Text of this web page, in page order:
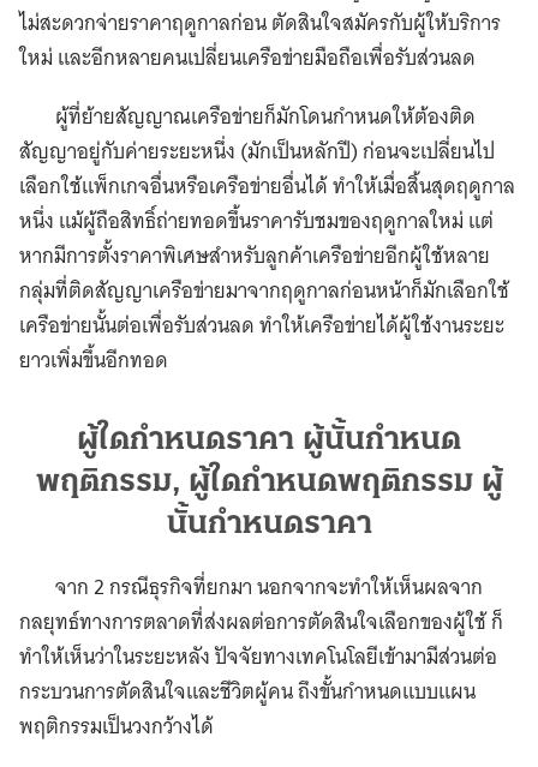
ไม่สะดวกจ่ายราคาฤดูกาลก่อน ตัดสินใจสมัครกับผู้ให้บริการ
ใหม่ และอีกหลายคนเปลี่ยนเครือข่ายมือถือเพื่อรับส่วนลด
ผู้ที่ย้ายสัญญาณเครือข่ายก็มักโดนกำหนดให้ต้องติด
สัญญาอยู่กับค่ายระยะหนึ่ง (มักเป็นหลักปี) ก่อนจะเปลี่ยนไป
เลือกใช้แพ็กเกจอื่นหรือเครือข่ายอื่นได้ ทำให้เมื่อสิ้นสุดฤดูกาล
หนึ่ง แม้ผู้ถือสิทธิ์ถ่ายทอดขึ้นราคารับชมของฤดูกาลใหม่ แต่
หากมีการตั้งราคาพิเศษสำหรับลูกค้าเครือข่ายอีกผู้ใช้หลาย
กลุ่มที่ติดสัญญาเครือข่ายมาจากฤดูกาลก่อนหน้าก็มักเลือกใช้
เครือข่ายนั้นต่อเพื่อรับส่วนลด ทำให้เครือข่ายได้ผู้ใช้งานระยะ
ยาวเพิ่มขึ้นอีกทอด
ผู้ใดกำหนดราคา ผู้นั้นกำหนด
พฤติกรรม, ผู้ใดกำหนดพฤติกรรม ผู้
นั้นกำหนดราคา
จาก 2 กรณีธุรกิจที่ยกมา นอกจากจะทำให้เห็นผลจาก
กลยุทธ์ทางการตลาดที่ส่งผลต่อการตัดสินใจเลือกของผู้ใช้ ก็
ทำให้เห็นว่าในระยะหลัง ปัจจัยทางเทคโนโลยีเข้ามามีส่วนต่อ
กระบวนการตัดสินใจและชีวิตผู้คน ถึงขั้นกำหนดแบบแผน
พฤติกรรมเป็นวงกว้างได้